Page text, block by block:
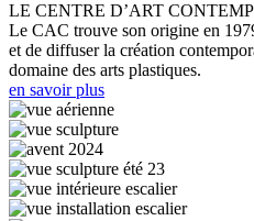
LE CENTRE D’ART
Le CAC trouve son origine en
et de diffuser la création
domaine des arts plastiques.
en savoir plus